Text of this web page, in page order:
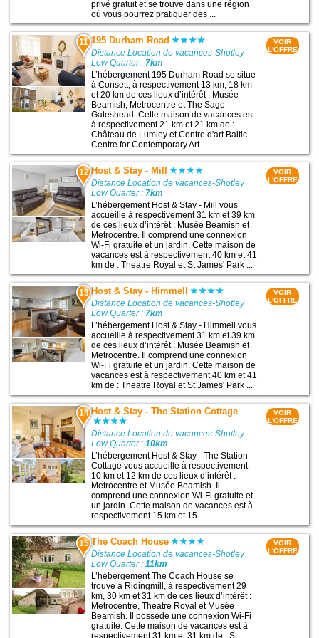
privé gratuit et se trouve dans une région
où vous pourrez pratiquer des ...
11 195 Durham Road
Distance Location de vacances-Shotley
Low Quarter : 7km
L’hébergement 195 Durham Road se situe
à Consett, à respectivement 13 km, 18 km
et 20 km de ces lieux d’intérêt : Musée
Beamish, Metrocentre et The Sage
Gateshead. Cette maison de vacances est
à respectivement 21 km et 21 km de :
Château de Lumley et Centre d'art Baltic
Centre for Contemporary Art ...
VOIR
L'OFFRE
12 Host & Stay - Mill
Distance Location de vacances-Shotley
Low Quarter : 7km
L’hébergement Host & Stay - Mill vous
accueille à respectivement 31 km et 39 km
de ces lieux d’intérêt : Musée Beamish et
Metrocentre. Il comprend une connexion
Wi-Fi gratuite et un jardin. Cette maison de
vacances est à respectivement 40 km et 41
km de : Theatre Royal et St James' Park ...
VOIR
L'OFFRE
13 Host & Stay - Himmell
Distance Location de vacances-Shotley
Low Quarter : 7km
L’hébergement Host & Stay - Himmell vous
accueille à respectivement 31 km et 39 km
de ces lieux d’intérêt : Musée Beamish et
Metrocentre. Il comprend une connexion
Wi-Fi gratuite et un jardin. Cette maison de
vacances est à respectivement 40 km et 41
km de : Theatre Royal et St James' Park ...
VOIR
L'OFFRE
14 Host & Stay - The Station Cottage
Distance Location de vacances-Shotley
Low Quarter :10km
L’hébergement Host & Stay - The Station
Cottage vous accueille à respectivement
10 km et 12 km de ces lieux d’intérêt :
Metrocentre et Musée Beamish. Il
comprend une connexion Wi-Fi gratuite et
un jardin. Cette maison de vacances est à
respectivement 15 km et 15 ...
VOIR
L'OFFRE
15 The Coach House
Distance Location de vacances-Shotley
Low Quarter :11km
L’hébergement The Coach House se
trouve à Ridingmill, à respectivement 29
km, 30 km et 31 km de ces lieux d’intérêt :
Metrocentre, Theatre Royal et Musée
Beamish. Il possède une connexion Wi-Fi
gratuite. Cette maison de vacances est à
VOIR
L'OFFRE